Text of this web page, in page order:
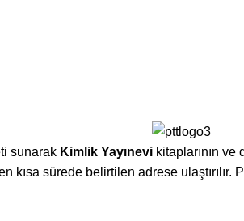
sunarak Kimlik Yayınevi kitaplarının
kısa sürede belirtilen adrese